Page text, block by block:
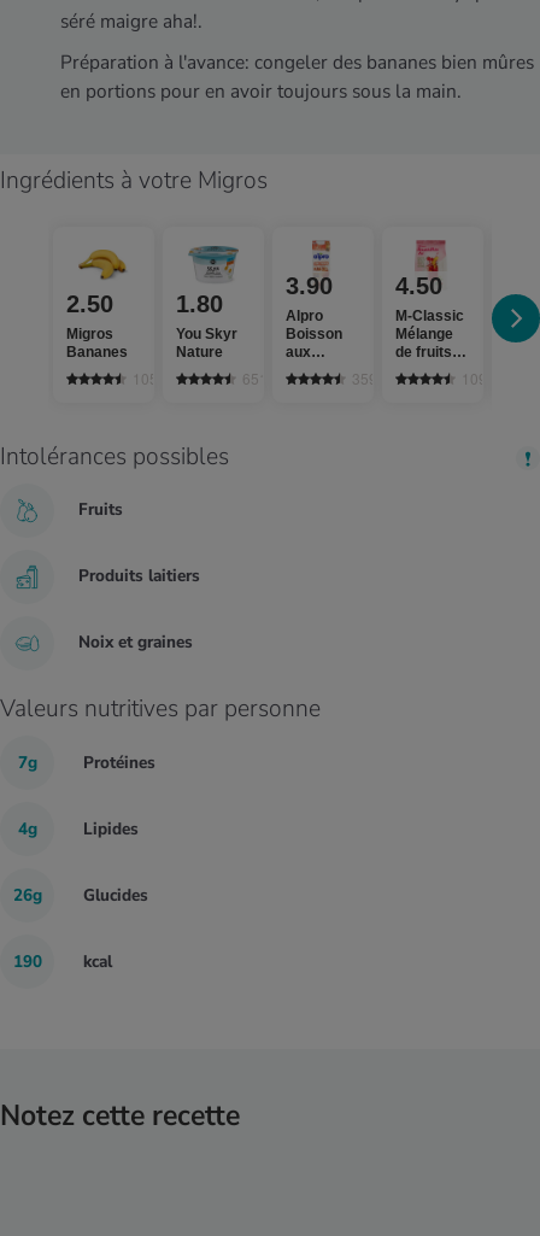
séré maigre aha!.
Préparation à l'avance: congeler des bananes bien mûres
en portions pour en avoir toujours sous la main.
Ingrédients à votre Migros
2.50
Migros
Bananes
10583
1.80
You Skyr
Nature
651
3.90
Alpro
Boisson
aux
amandes
359
4.50
M-Classic
Mélange
de fruits
Smoothie
red
109
Intolérances possibles
Fruits
Produits laitiers
Noix et graines
Valeurs nutritives par personne
7g Protéines
4g Lipides
26g Glucides
190 kcal
Notez cette recette